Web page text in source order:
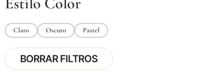
Claro Oscuro Pastel
BORRAR FILTROS